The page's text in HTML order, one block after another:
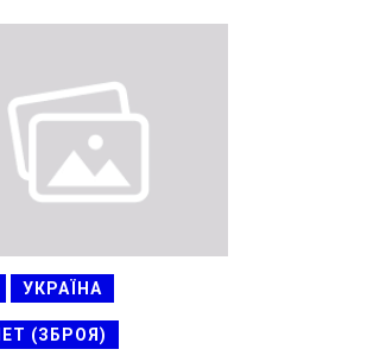
УКРАЇНА
(ЗБРОЯ)